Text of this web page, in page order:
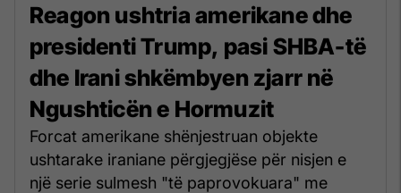
Reagon ushtria amerikane dhe
presidenti Trump, pasi SHBA-të
dhe Irani shkëmbyen zjarr në
Ngushticën e Hormuzit
Forcat amerikane shënjestruan objekte
ushtarake iraniane përgjegjëse për nisjen e
një serie sulmesh "të paprovokuara" me